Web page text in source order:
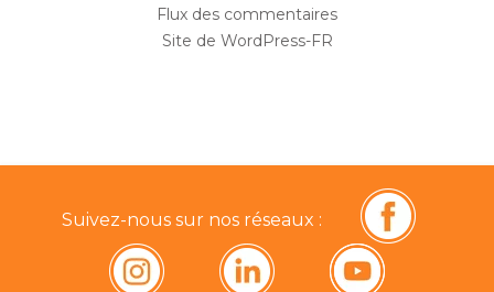
Flux des commentaires
Site de WordPress-FR
Suivez-nous sur nos réseaux :